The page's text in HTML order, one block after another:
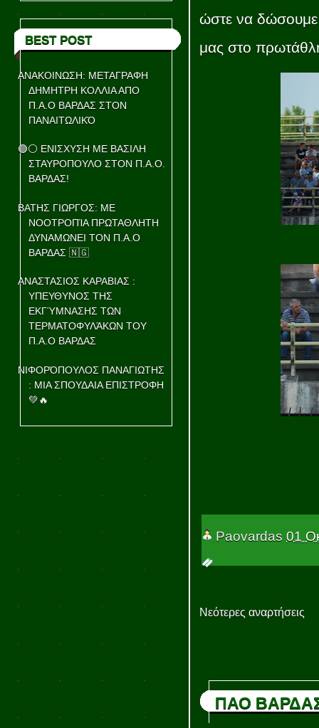
BEST POST
ΑΝΑΚΟΙΝΩΣΗ: ΜΕΤΑΓΡΑΦΗ
ΔΗΜΗΤΡΗ ΚΟΛΛΙΑ ΑΠΟ
Π.Α.Ο ΒΑΡΔΑΣ ΣΤΟΝ
ΠΑΝΑΙΤΩΛΙΚΌ
🟢⚪ ΕΝΙΣΧΥΣΗ ΜΕ ΒΑΣΙΛΗ
ΣΤΑΥΡΟΠΟΥΛΟ ΣΤΟΝ Π.Α.Ο.
ΒΑΡΔΑΣ!
ΒΑΤΗΣ ΓΙΩΡΓΟΣ: ΜΕ
ΝΟΟΤΡΟΠΊΑ ΠΡΩΤΑΘΛΗΤΗ
ΔΥΝΑΜΩΝΕΙ ΤΟΝ Π.Α.Ο
ΒΑΡΔΑΣ 🇳🇬
ΑΝΑΣΤΑΣΙΟΣ ΚΑΡΑΒΙΑΣ :
ΥΠΕΥΘΥΝΟΣ ΤΗΣ
ΕΚΓΎΜΝΑΣΗΣ ΤΩΝ
ΤΕΡΜΑΤΟΦΥΛΆΚΩΝ ΤΟΥ
Π.Α.Ο ΒΑΡΔΑΣ
ΝΙΦΟΡΌΠΟΥΛΟΣ ΠΑΝΑΓΙΩΤΗΣ
: ΜΙΑ ΣΠΟΥΔΑΙΑ ΕΠΙΣΤΡΟΦΗ
💚🔥
ώστε να δώσουμε
μας στο
Paovardas 01
Νεότερες αναρτήσεις
ΠΑΟ